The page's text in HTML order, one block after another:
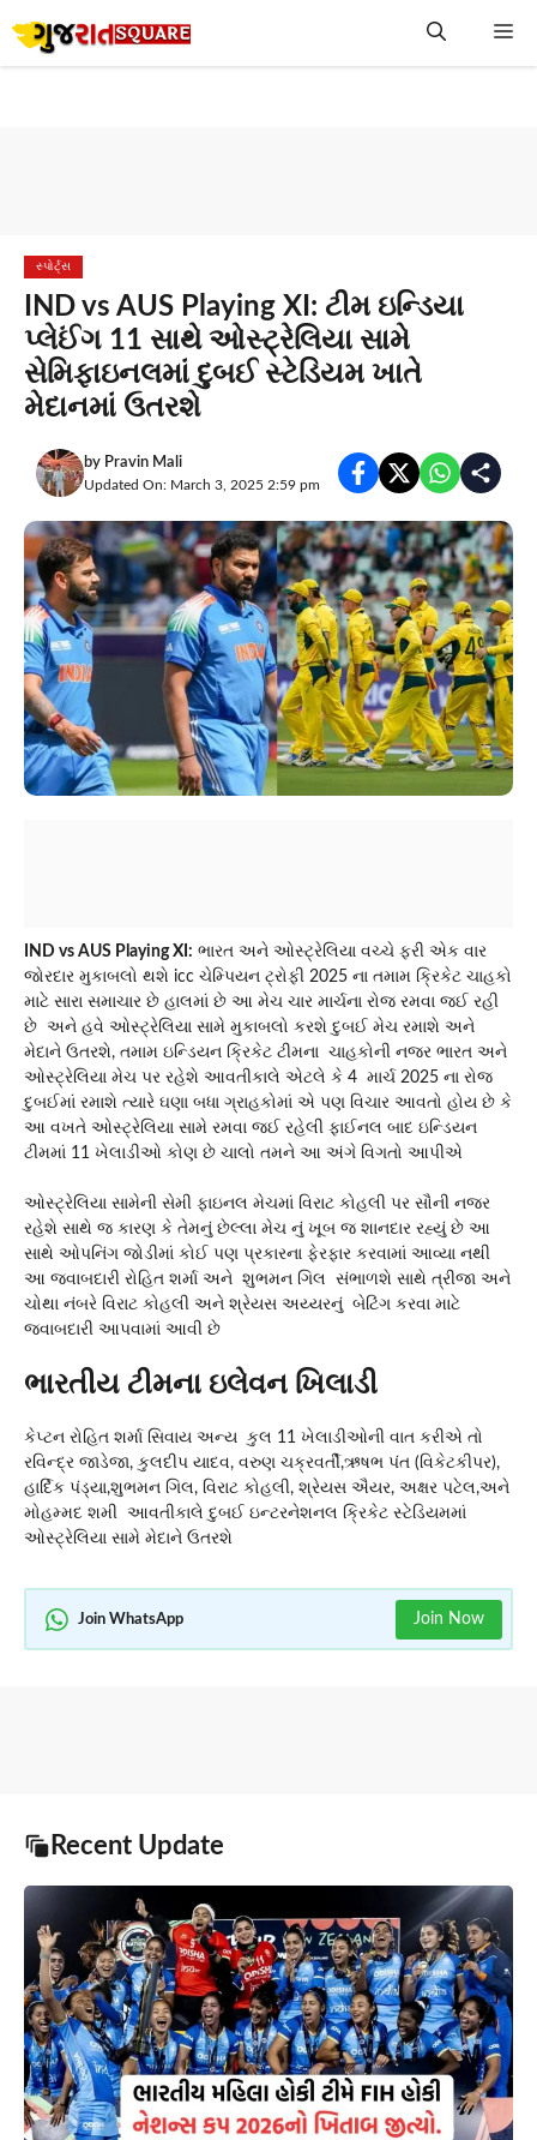
to
સ્પોર્ટ્સ
IND vs AUS Playing XI: ટીમ ઇન્ડિયા
પ્લેઈંગ 11 સાથે ઓસ્ટ્રેલિયા સામે
સેમિફાઇનલમાં દુબઈ સ્ટેડિયમ ખાતે
મેદાનમાં ઉતરશે
by Pravin Mali
Updated On: March 3, 2025 2:59 pm
IND vs AUS Playing XI: ભારત અને ઓસ્ટ્રેલિયા વચ્ચે ફરી એક વાર
જોરદાર મુકાબલો થશે icc ચેમ્પિયન ટ્રોફી 2025 ના તમામ ક્રિકેટ ચાહકો
માટે સારા સમાચાર છે હાલમાં છે આ મેચ ચાર માર્ચના રોજ રમવા જઈ રહી
છે અને હવે ઓસ્ટ્રેલિયા સામે મુકાબલો કરશે દુબઈ મેચ રમાશે અને
મેદાને ઉતરશે, તમામ ઇન્ડિયન ક્રિકેટ ટીમના ચાહકોની નજર ભારત અને
ઓસ્ટ્રેલિયા મેચ પર રહેશે આવતીકાલે એટલે કે 4 માર્ચ 2025 ના રોજ
દુબઈમાં રમાશે ત્યારે ઘણા બધા ગ્રાહકોમાં એ પણ વિચાર આવતો હોય છે કે
આ વખતે ઓસ્ટ્રેલિયા સામે રમવા જઈ રહેલી ફાઈનલ બાદ ઇન્ડિયન
ટીમમાં 11 ખેલાડીઓ કોણ છે ચાલો તમને આ અંગે વિગતો આપીએ
ઓસ્ટ્રેલિયા સામેની સેમી ફાઇનલ મેચમાં વિરાટ કોહલી પર સૌની નજર
રહેશે સાથે જ કારણ કે તેમનું છેલ્લા મેચ નું ખૂબ જ શાનદાર રહ્યું છે આ
સાથે ઓપનિંગ જોડીમાં કોઈ પણ પ્રકારના ફેરફાર કરવામાં આવ્યા નથી
આ જવાબદારી રોહિત શર્મા અને શુભમન ગિલ સંભાળશે સાથે ત્રીજા અને
ચોથા નંબરે વિરાટ કોહલી અને શ્રેયસ અય્યરનું બેટિંગ કરવા માટે
જવાબદારી આપવામાં આવી છે
ભારતીય ટીમના ઇલેવન ખિલાડી
કેપ્ટન રોહિત શર્મા સિવાય અન્ય કુલ 11 ખેલાડીઓની વાત કરીએ તો
રવિન્દ્ર જાડેજા, કુલદીપ યાદવ, વરુણ ચક્રવર્તી,ઋષભ પંત (વિકેટકીપર),
હાર્દિક પંડ્યા,શુભમન ગિલ, વિરાટ કોહલી, શ્રેયસ ઐયર, અક્ષર પટેલ,અને
મોહમ્મદ શમી આવતીકાલે દુબઈ ઇન્ટરનેશનલ ક્રિકેટ સ્ટેડિયમમાં
ઓસ્ટ્રેલિયા સામે મેદાને ઉતરશે
Join WhatsApp Join Now
Recent Update